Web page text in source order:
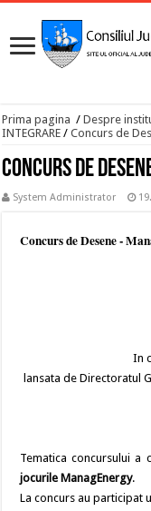
Prima pagina / Despre
INTEGRARE / Concurs de
Concurs de
System Administrator
Concurs de Desene -
In
lansata de Directoratul
Tematica concursului
jocurile ManagEnergy.
La concurs au participat